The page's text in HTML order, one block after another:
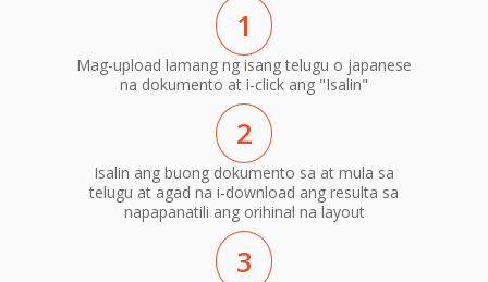
1
Mag-upload lamang ng isang telugu o japanese
na dokumento at i-click ang "Isalin"
2
Isalin ang buong dokumento sa at mula sa
telugu at agad na i-download ang resulta sa
napapanatili ang orihinal na layout
3